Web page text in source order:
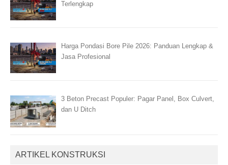
Terlengkap
Harga Pondasi Bore Pile 2026: Panduan Lengkap &
Jasa Profesional
3 Beton Precast Populer: Pagar Panel, Box Culvert,
dan U Ditch
ARTIKEL KONSTRUKSI